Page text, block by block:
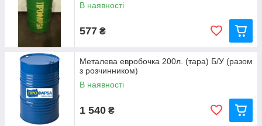
В наявності
577 ₴
Металева евробочка 200л. (тара) Б/У (разом
з розчинником)
В наявності
1 540 ₴